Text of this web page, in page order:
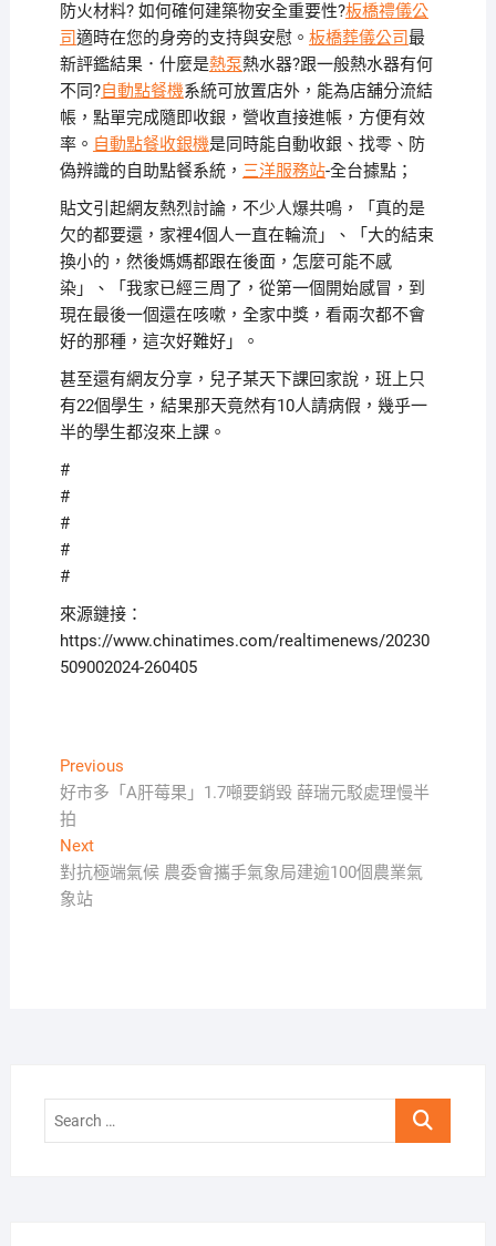
防火材料? 如何確何建築物安全重要性?板橋禮儀公
司適時在您的身旁的支持與安慰。 板橋葬儀公司最
新評鑑結果．什麼是熱泵熱水器?跟一般熱水器有何
不同?自動點餐機系統可放置店外，能為店舖分流結
帳，點單完成隨即收銀，營收直接進帳，方便有效
率。 自動點餐收銀機是同時能自動收銀、找零、防
偽辨識的自助點餐系統， 三洋服務站-全台據點；
貼文引起網友熱烈討論，不少人爆共鳴，「真的是
欠的都要還，家裡4個人一直在輪流」、「大的結束
換小的，然後媽媽都跟在後面，怎麼可能不感
染」、「我家已經三周了，從第一個開始感冒，到
現在最後一個還在咳嗽，全家中獎，看兩次都不會
好的那種，這次好難好」。
甚至還有網友分享，兒子某天下課回家說，班上只
有22個學生，結果那天竟然有10人請病假，幾乎一
半的學生都沒來上課。
#
#
#
#
#
來源鏈接：
https://www.chinatimes.com/realtimenews/20230
509002024-260405
文
章
導
覽
PreviousPrevious
post:
好市多「A肝莓果」1.7噸要銷毀 薛瑞元駁處理慢半
拍
NextNext
post:
對抗極端氣候 農委會攜手氣象局建逾100個農業氣
象站
Search